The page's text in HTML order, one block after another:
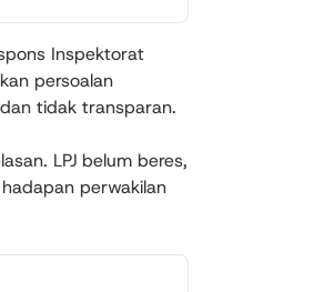
Inspektorat
persoalan
tidak transparan.
LPJ belum beres,
perwakilan